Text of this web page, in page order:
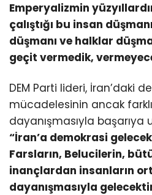
Emperyalizmin
çalıştığı bu insan
düşmanı ve halklar
geçit vermedik,
DEM Parti lideri, İran’daki
mücadelesinin ancak
dayanışmasıyla başarıya
“İran’a demokrasi
Farsların, Belucilerin,
inançlardan insanların
dayanışmasıyla